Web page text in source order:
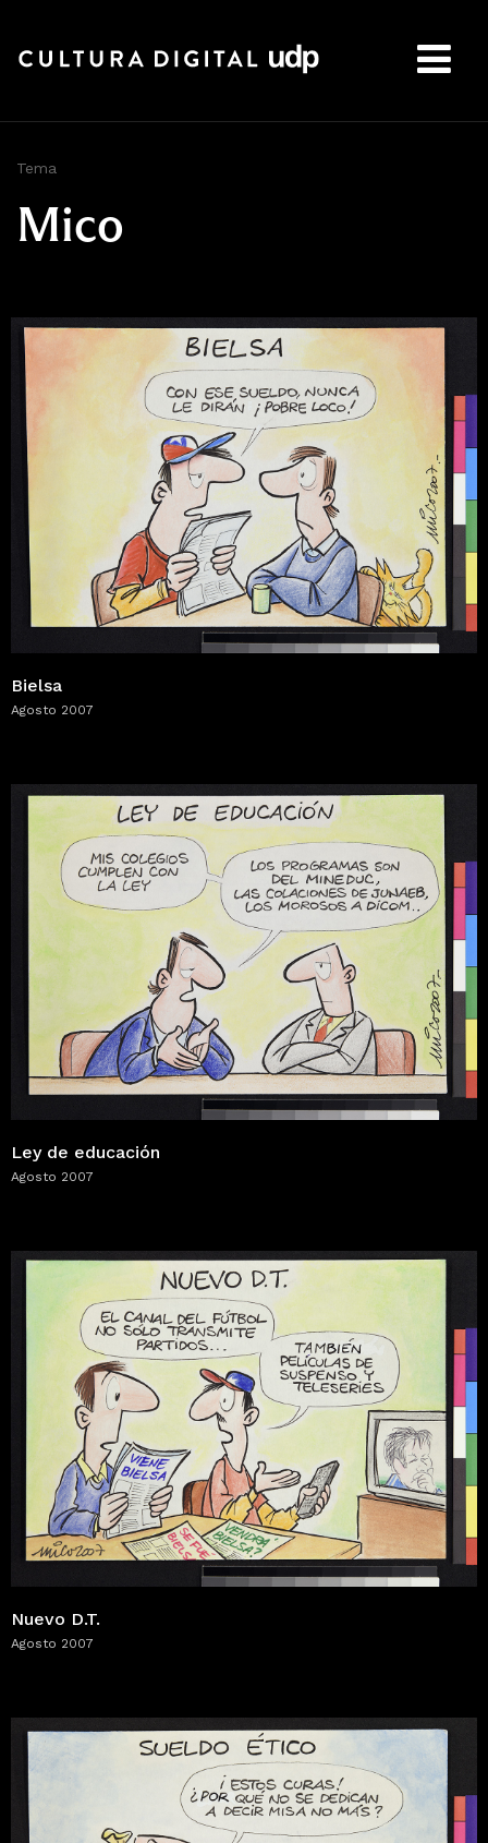
Tema
Mico
Bielsa
Agosto 2007
Ley de educación
Agosto 2007
Nuevo D.T.
Agosto 2007